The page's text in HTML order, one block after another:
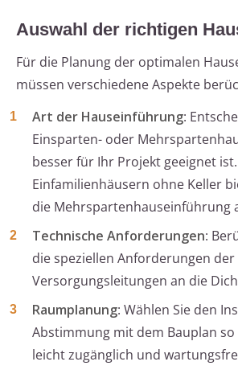
Auswahl der richtigen
Für die Planung der optimalen
müssen verschiedene Aspekte
Art der Hauseinführung:
Einsparten- oder
besser für Ihr Projekt geeignet
Einfamilienhäusern ohne Keller
die Mehrspartenhauseinführung
Technische Anforderungen:
die speziellen Anforderungen
Versorgungsleitungen an die
Raumplanung: Wählen Sie den
Abstimmung mit dem Bauplan so
leicht zugänglich und